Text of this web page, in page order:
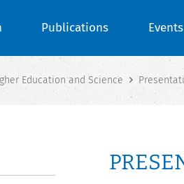
Publications Events
Education and Science